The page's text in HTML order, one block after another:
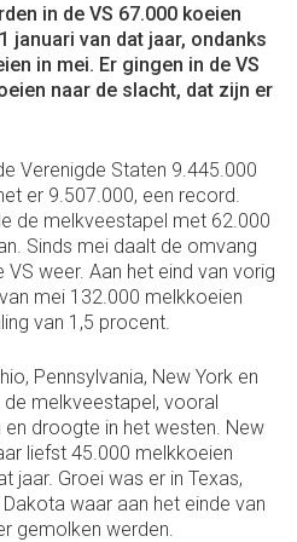
in de VS 67.000 koeien
januari van dat jaar, ondanks
in mei. Er gingen in de VS
naar de slacht, dat zijn er
Verenigde Staten 9.445.000
er 9.507.000, een record.
de melkveestapel met 62.000
Sinds mei daalt de omvang
weer. Aan het eind van vorig
mei 132.000 melkkoeien
van 1,5 procent.
Pennsylvania, New York en
melkveestapel, vooral
droogte in het westen. New
liefst 45.000 melkkoeien
jaar. Groei was er in Texas,
waar aan het einde van
gemolken werden.